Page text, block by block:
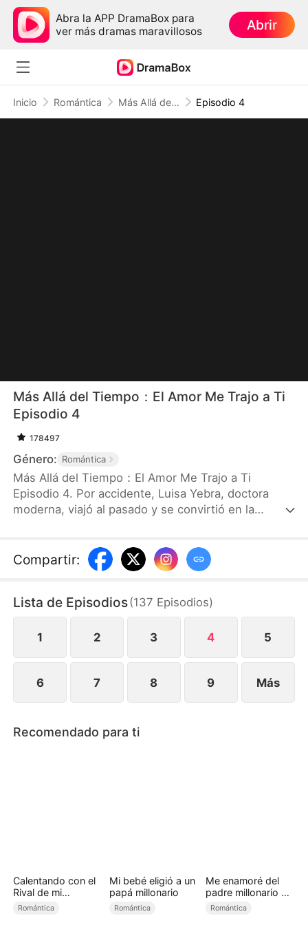
Abra la APP DramaBox para
ver más dramas maravillosos
Abrir
Inicio Romántica Más Allá del Tiempo：El Amor Me Trajo a Ti Episodio 4
Más Allá del Tiempo：El Amor Me Trajo a Ti
Episodio 4
178497
Género: Romántica
Más Allá del Tiempo：El Amor Me Trajo a Ti
Episodio 4. Por accidente, Luisa Yebra, doctora
moderna, viajó al pasado y se convirtió en la
muy profundo. Recién llegada, Luisa se encontró
con un herido grave, y casi fue encarcelada
llevaban Luisa y Néstor, poco a poco se volvieron
más cercanos, hasta que finalmente se unieron de
verdad.
Compartir:
Lista de Episodios(137 Episodios)
1 2 3 4 5
6 7 8 9 Más
Recomendado para ti
Calentando con el
Rival de mi
Hermano
Romántica
Mi bebé eligió a un
papá millonario
Romántica
Me enamoré del
padre millonario de
mi amiga
Romántica